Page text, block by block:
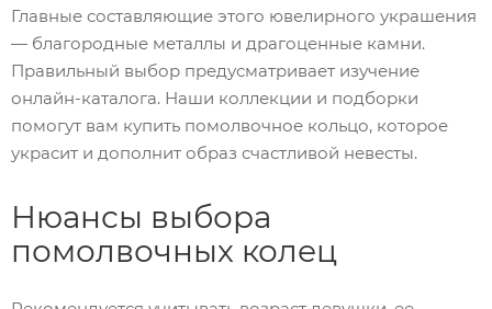
Главные составляющие этого ювелирного украшения
— благородные металлы и драгоценные камни.
Правильный выбор предусматривает изучение
онлайн-каталога. Наши коллекции и подборки
помогут вам купить помолвочное кольцо, которое
украсит и дополнит образ счастливой невесты.
Нюансы выбора
помолвочных колец